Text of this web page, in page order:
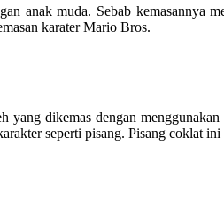
anak muda. Sebab kemasannya
karater Mario Bros.
dikemas dengan
seperti pisang. Pisang coklat